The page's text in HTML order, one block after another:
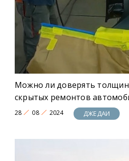
Можно ли доверять
скрытых ремонтов
28 08 2024 ДЖЕДАИ